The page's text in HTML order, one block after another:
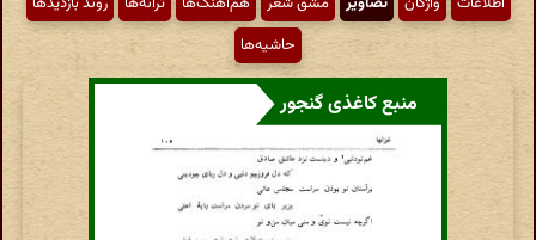
حاشیه‌ها
منبع کاغذی گنجور